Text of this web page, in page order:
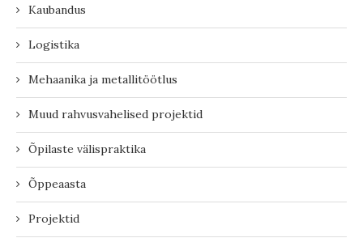
Kaubandus
Logistika
Mehaanika ja metallitöötlus
Muud rahvusvahelised projektid
Õpilaste välispraktika
Õppeaasta
Projektid